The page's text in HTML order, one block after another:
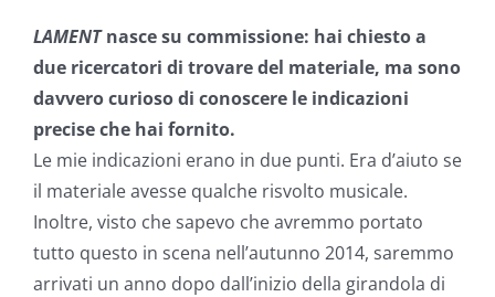
LAMENTnasce su commissione: hai chiesto a
due ricercatori di trovare del materiale, ma sono
davvero curioso di conoscere le indicazioni
precise che hai fornito.
Le mie indicazioni erano in due punti. Era d’aiuto se
il materiale avesse qualche risvolto musicale.
Inoltre, visto che sapevo che avremmo portato
tutto questo in scena nell’autunno 2014, saremmo
arrivati un anno dopo dall’inizio della girandola di